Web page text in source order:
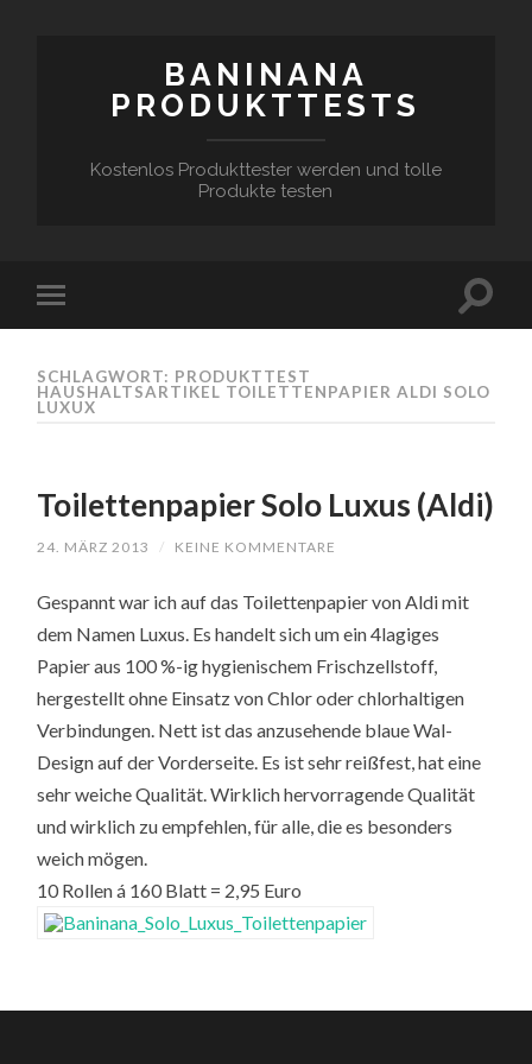
BANINANA
PRODUKTTESTS
Kostenlos Produkttester werden und tolle
Produkte testen
SCHLAGWORT: PRODUKTTEST
HAUSHALTSARTIKEL TOILETTENPAPIER ALDI SOLO
LUXUX
Toilettenpapier Solo Luxus (Aldi)
24. MÄRZ 2013 / KEINE KOMMENTARE
Gespannt war ich auf das Toilettenpapier von Aldi mit
dem Namen Luxus. Es handelt sich um ein 4lagiges
Papier aus 100 %-ig hygienischem Frischzellstoff,
hergestellt ohne Einsatz von Chlor oder chlorhaltigen
Verbindungen. Nett ist das anzusehende blaue Wal-
Design auf der Vorderseite. Es ist sehr reißfest, hat eine
sehr weiche Qualität. Wirklich hervorragende Qualität
und wirklich zu empfehlen, für alle, die es besonders
weich mögen.
10 Rollen á 160 Blatt = 2,95 Euro